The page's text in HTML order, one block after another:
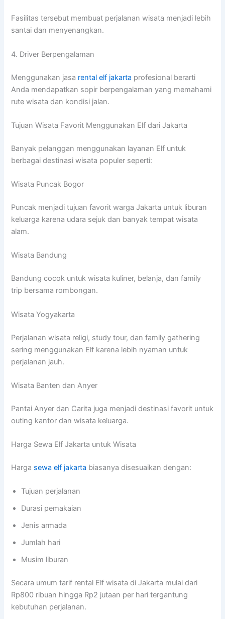
Fasilitas tersebut membuat perjalanan wisata menjadi lebih
santai dan menyenangkan.
4. Driver Berpengalaman
Menggunakan jasa rental elf jakarta profesional berarti
Anda mendapatkan sopir berpengalaman yang memahami
rute wisata dan kondisi jalan.
Tujuan Wisata Favorit Menggunakan Elf dari Jakarta
Banyak pelanggan menggunakan layanan Elf untuk
berbagai destinasi wisata populer seperti:
Wisata Puncak Bogor
Puncak menjadi tujuan favorit warga Jakarta untuk liburan
keluarga karena udara sejuk dan banyak tempat wisata
alam.
Wisata Bandung
Bandung cocok untuk wisata kuliner, belanja, dan family
trip bersama rombongan.
Wisata Yogyakarta
Perjalanan wisata religi, study tour, dan family gathering
sering menggunakan Elf karena lebih nyaman untuk
perjalanan jauh.
Wisata Banten dan Anyer
Pantai Anyer dan Carita juga menjadi destinasi favorit untuk
outing kantor dan wisata keluarga.
Harga Sewa Elf Jakarta untuk Wisata
Harga sewa elf jakarta biasanya disesuaikan dengan:
Tujuan perjalanan
Durasi pemakaian
Jenis armada
Jumlah hari
Musim liburan
Secara umum tarif rental Elf wisata di Jakarta mulai dari
Rp800 ribuan hingga Rp2 jutaan per hari tergantung
kebutuhan perjalanan.